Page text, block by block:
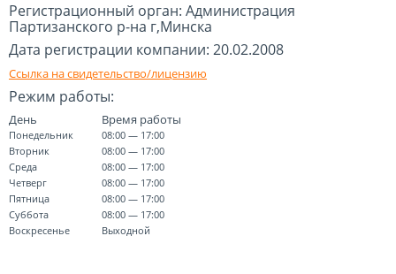
Регистрационный орган: Администрация
Партизанского р-на г,Минска
Дата регистрации компании: 20.02.2008
Ссылка на свидетельство/лицензию
Режим работы:
День Время работы
Понедельник
08:00 — 17:00
Вторник
08:00 — 17:00
Среда
08:00 — 17:00
Четверг
08:00 — 17:00
Пятница
08:00 — 17:00
Суббота
08:00 — 17:00
Воскресенье
Выходной